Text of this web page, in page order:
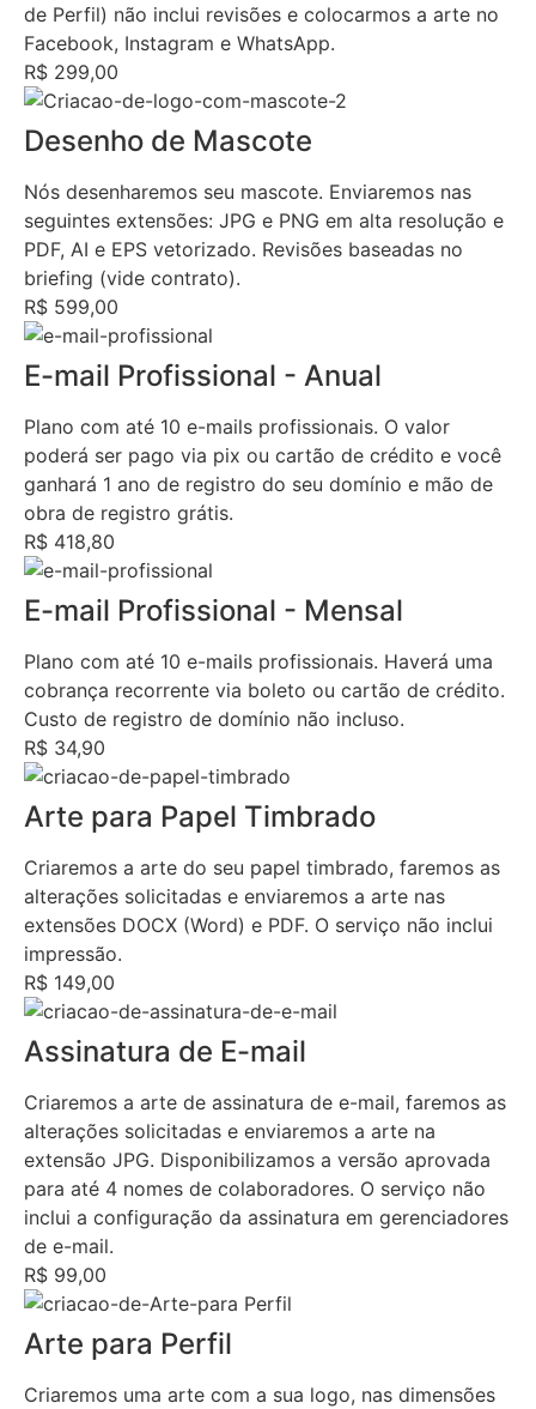
de Perfil) não inclui revisões e colocarmos a arte no
Facebook, Instagram e WhatsApp.
R$ 299,00
Desenho de Mascote
Nós desenharemos seu mascote. Enviaremos nas
seguintes extensões: JPG e PNG em alta resolução e
PDF, AI e EPS vetorizado. Revisões baseadas no
briefing (vide contrato).
R$ 599,00
E-mail Profissional - Anual
Plano com até 10 e-mails profissionais. O valor
poderá ser pago via pix ou cartão de crédito e você
ganhará 1 ano de registro do seu domínio e mão de
obra de registro grátis.
R$ 418,80
E-mail Profissional - Mensal
Plano com até 10 e-mails profissionais. Haverá uma
cobrança recorrente via boleto ou cartão de crédito.
Custo de registro de domínio não incluso.
R$ 34,90
Arte para Papel Timbrado
Criaremos a arte do seu papel timbrado, faremos as
alterações solicitadas e enviaremos a arte nas
extensões DOCX (Word) e PDF. O serviço não inclui
impressão.
R$ 149,00
Assinatura de E-mail
Criaremos a arte de assinatura de e-mail, faremos as
alterações solicitadas e enviaremos a arte na
extensão JPG. Disponibilizamos a versão aprovada
para até 4 nomes de colaboradores. O serviço não
inclui a configuração da assinatura em gerenciadores
de e-mail.
R$ 99,00
Arte para Perfil
Criaremos uma arte com a sua logo, nas dimensões